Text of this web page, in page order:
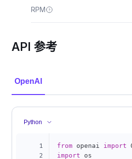
RPM
API 参考
OpenAI
Python
1
2
from openai import
import os